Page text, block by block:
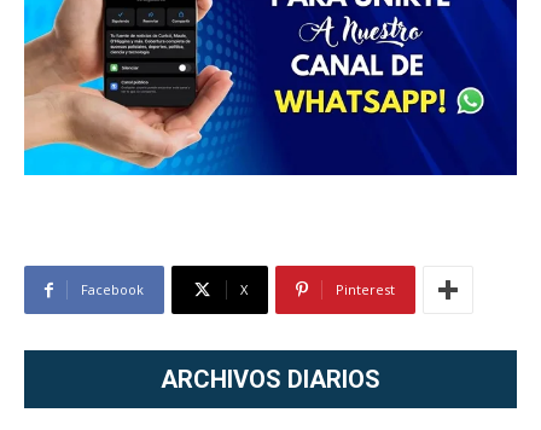
Facebook X Pinterest
ARCHIVOS DIARIOS